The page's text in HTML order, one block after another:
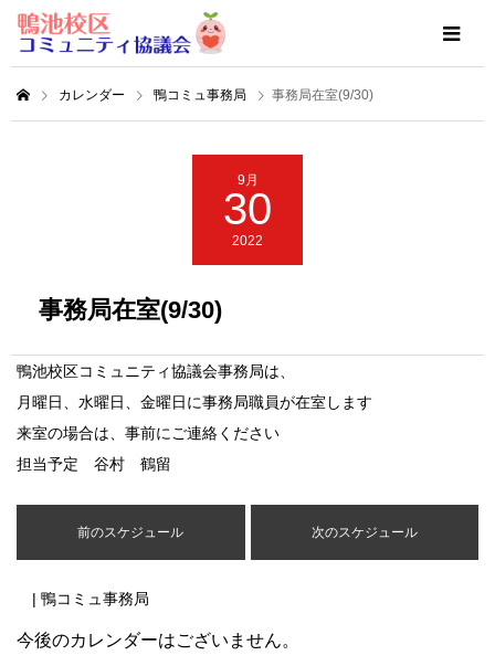
カレンダー 鴨コミュ事務局 事務局在室(9/30)
9月
30
2022
事務局在室(9/30)
鴨池校区コミュニティ協議会事務局は、
月曜日、水曜日、金曜日に事務局職員が在室します
来室の場合は、事前にご連絡ください
担当予定 谷村 鶴留
前のスケジュール 次のスケジュール
| 鴨コミュ事務局
今後のカレンダーはございません。